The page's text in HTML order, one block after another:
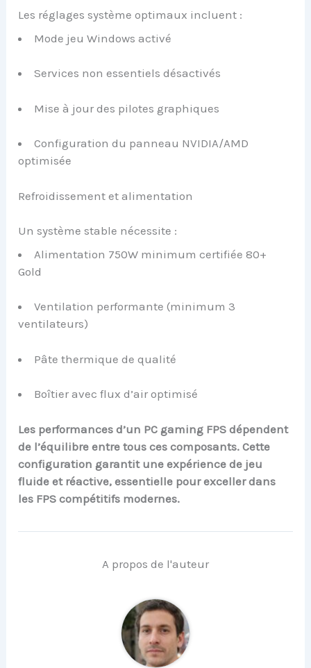
Les réglages système optimaux incluent :
Mode jeu Windows activé
Services non essentiels désactivés
Mise à jour des pilotes graphiques
Configuration du panneau NVIDIA/AMD
optimisée
Refroidissement et alimentation
Un système stable nécessite :
Alimentation 750W minimum certifiée 80+
Gold
Ventilation performante (minimum 3
ventilateurs)
Pâte thermique de qualité
Boîtier avec flux d’air optimisé
Les performances d’un PC gaming FPS dépendent
de l’équilibre entre tous ces composants. Cette
configuration garantit une expérience de jeu
fluide et réactive, essentielle pour exceller dans
les FPS compétitifs modernes.
A propos de l'auteur